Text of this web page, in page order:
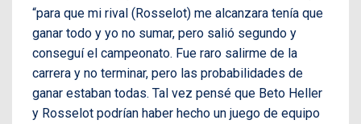
“para que mi rival (Rosselot) me alcanzara tenía que
ganar todo y yo no sumar, pero salió segundo y
conseguí el campeonato. Fue raro salirme de la
carrera y no terminar, pero las probabilidades de
ganar estaban todas. Tal vez pensé que Beto Heller
y Rosselot podrían haber hecho un juego de equipo